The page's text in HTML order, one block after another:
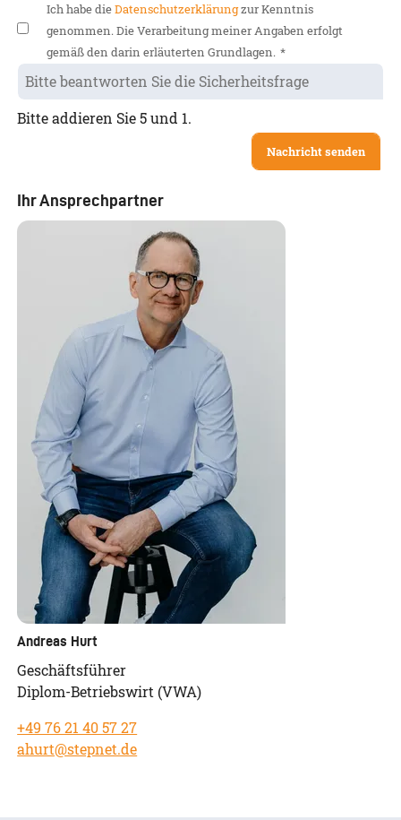
Ich habe dieDatenschutzerklärungzur Kenntnis
genommen. Die Verarbeitung meiner Angaben erfolgt
gemäß den darin erläuterten Grundlagen. *
Bitte addieren Sie 5 und 1.
Nachricht senden
Ihr Ansprechpartner
Andreas Hurt
Geschäftsführer
Diplom-Betriebswirt (VWA)
+49 76 21 40 57 27
ahurt@stepnet.de